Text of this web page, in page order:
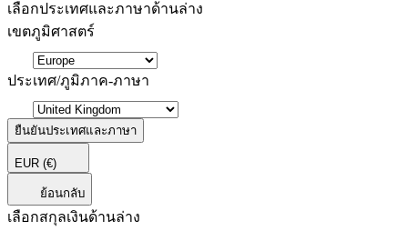
เลือกประเทศและภาษาด้านล่าง
เขตภูมิศาสตร์
ประเทศ/ภูมิภาค-ภาษา
ยืนยันประเทศและภาษา
EUR (€)
ย้อนกลับ
เลือกสกุลเงินด้านล่าง